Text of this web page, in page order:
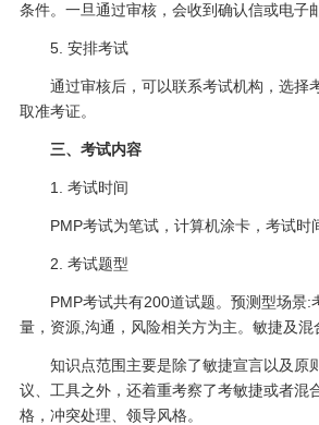
条件。一旦通过审核，会收到确认信或电子
5. 安排考试
通过审核后，可以联系考试机构，选择
取准考证。
三、考试内容
1. 考试时间
PMP考试为笔试，计算机涂卡，考试时
2. 考试题型
PMP考试共有200道试题。预测型场景:
量，资源,沟通，风险相关方为主。敏捷及混
知识点范围主要是除了敏捷宣言以及原
议、工具之外，还着重考察了考敏捷或者混
格，冲突处理、领导风格。